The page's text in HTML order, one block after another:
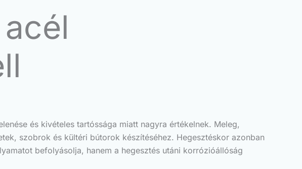
és kivételes tartóssága miatt nagyra értékelnek. Meleg,
szobrok és kültéri bútorok készítéséhez. Hegesztéskor azonban
befolyásolja, hanem a hegesztés utáni korrózióállóság